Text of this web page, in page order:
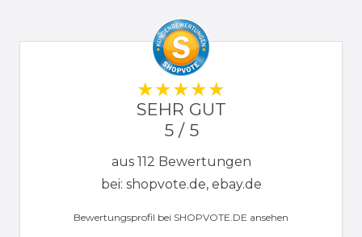
SEHR GUT
5 / 5
aus 112 Bewertungen
bei: shopvote.de, ebay.de
Bewertungsprofil bei SHOPVOTE.DE ansehen